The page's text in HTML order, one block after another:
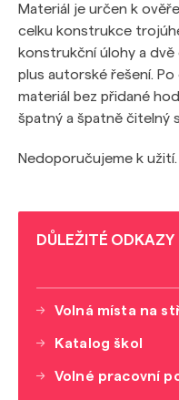
Materiál je určen k
celku konstrukce
konstrukční úlohy a
plus autorské řešení.
materiál bez přidané
špatný a špatně čitelný
Nedoporučujeme k užití.
DŮLEŽITÉ ODKAZY
Volná místa na
Katalog škol
Volné pracovní